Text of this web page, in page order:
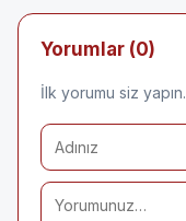
Yorumlar (0)
İlk yorumu siz yapın.